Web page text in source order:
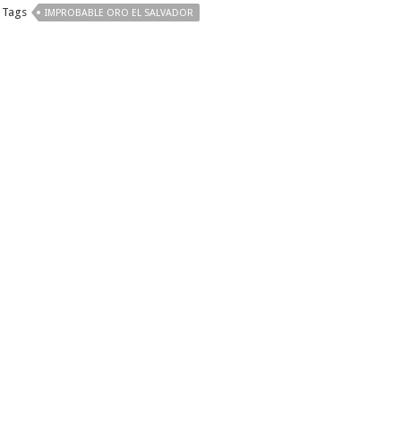
Tags IMPROBABLE ORO EL SALVADOR